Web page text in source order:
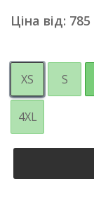
Ціна від: 785
XS S
4XL